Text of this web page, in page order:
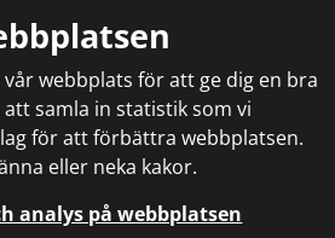
webbplats för att ge dig en bra
samla in statistik som vi
för att förbättra webbplatsen.
eller neka kakor.
analys på webbplatsen